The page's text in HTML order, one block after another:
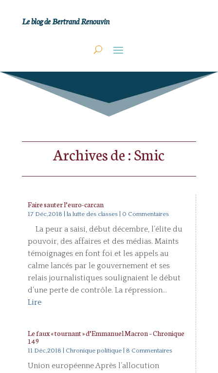
Le blog de Bertrand Renouvin
Archives de : Smic
Faire sauter l’euro-carcan
17 Déc,2018 la lutte des classes| 0 Commentaires
La peur a saisi, début décembre, l’élite du
pouvoir, des affaires et des médias. Maints
témoignages en font foi et les appels au
calme lancés par le gouvernement et ses
relais journalistiques soulignaient le début
d’une perte de contrôle. La répression...
Lire
Le faux « tournant » d’Emmanuel Macron – Chronique
149
11 Déc,2018 Chronique politique| 8 Commentaires
Union européenne Après l’allocution